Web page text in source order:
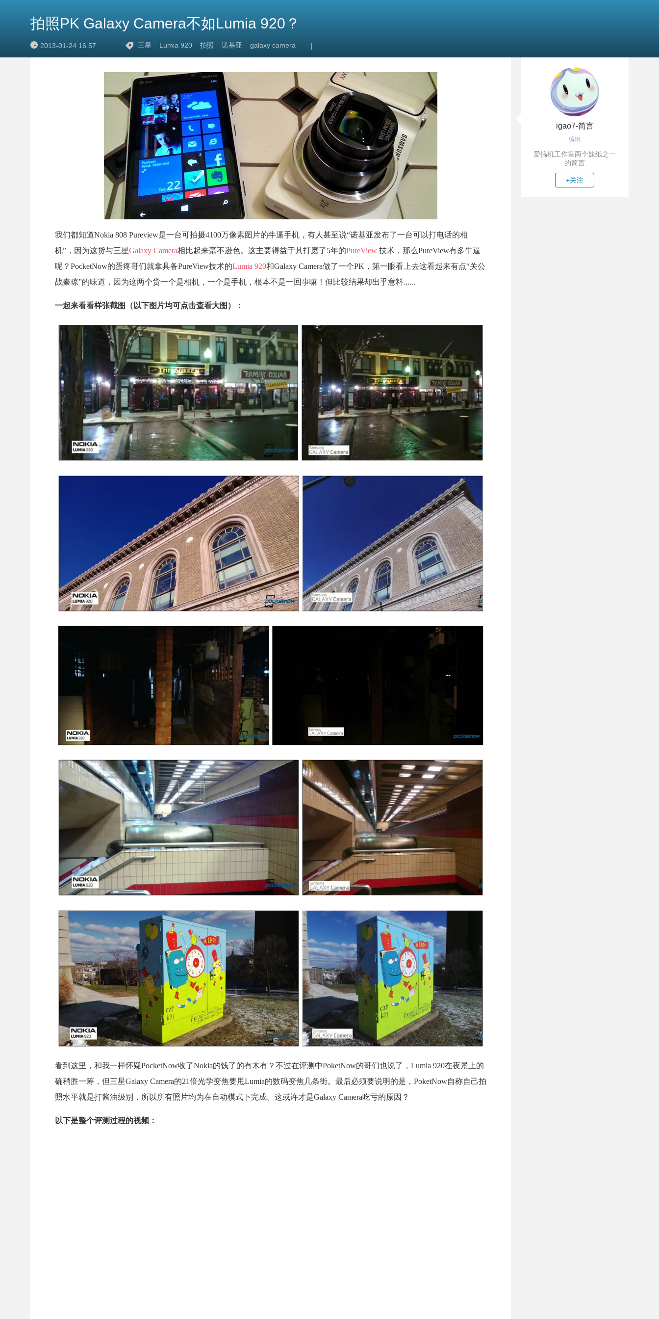
拍照PK Galaxy Camera不如Lumia 920？
2013-01-24 16:57 三星 Lumia 920 拍照 诺基亚 galaxy camera
我们都知道Nokia 808 Pureview是一台可拍摄4100万像素图片的牛逼手机，有人甚至说“诺基亚发布了一台可以打电话的相
机”，因为这货与三星Galaxy Camera相比起来毫不逊色。这主要得益于其打磨了5年的PureView 技术，那么PureView有多牛逼
呢？PocketNow的蛋疼哥们就拿具备PureView技术的Lumia 920和Galaxy Camera做了一个PK，第一眼看上去这看起来有点“关公
战秦琼”的味道，因为这两个货一个是相机，一个是手机，根本不是一回事嘛！但比较结果却出乎意料......
一起来看看样张截图（以下图片均可点击查看大图）：
看到这里，和我一样怀疑PocketNow收了Nokia的钱了的有木有？不过在评测中PoketNow的哥们也说了，Lumia 920在夜景上的
确稍胜一筹，但三星Galaxy Camera的21倍光学变焦要甩Lumia的数码变焦几条街。最后必须要说明的是，PoketNow自称自己拍
照水平就是打酱油级别，所以所有照片均为在自动模式下完成。这或许才是Galaxy Camera吃亏的原因？
以下是整个评测过程的视频：
igao7-简言
编辑
爱搞机工作室两个妹纸之一
的简言
+关注